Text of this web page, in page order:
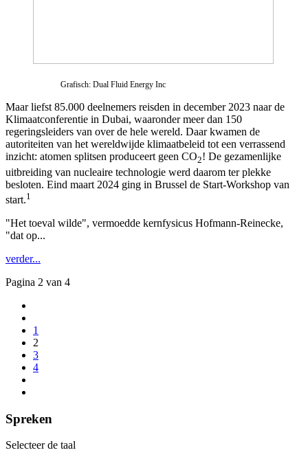
Grafisch: Dual Fluid Energy Inc
Maar liefst 85.000 deelnemers reisden in december 2023 naar de
Klimaatconferentie in Dubai, waaronder meer dan 150
regeringsleiders van over de hele wereld. Daar kwamen de
autoriteiten van het wereldwijde klimaatbeleid tot een verrassend
inzicht: atomen splitsen produceert geen CO2! De gezamenlijke
uitbreiding van nucleaire technologie werd daarom ter plekke
besloten. Eind maart 2024 ging in Brussel de Start-Workshop van
start.1
"Het toeval wilde", vermoedde kernfysicus Hofmann-Reinecke,
"dat op...
verder...
Pagina 2 van 4
1
2
3
4
Spreken
Selecteer de taal